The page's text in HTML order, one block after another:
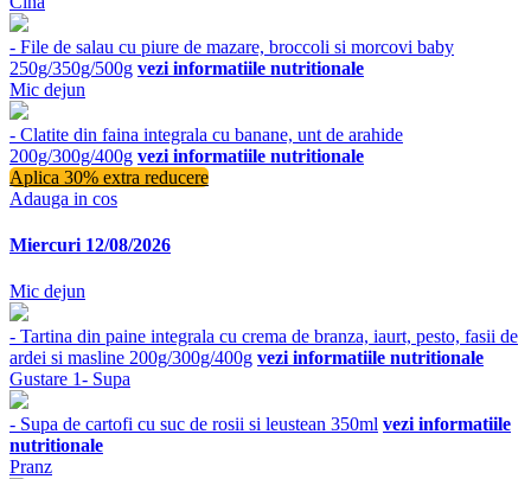
- File de salau cu piure de mazare, broccoli si morcovi baby
250g/350g/500g vezi informatiile nutritionale
Mic dejun
- Clatite din faina integrala cu banane, unt de arahide
200g/300g/400g vezi informatiile nutritionale
Aplica 30% extra reducere
Adauga in cos
Miercuri 12/08/2026
Mic dejun
- Tartina din paine integrala cu crema de branza, iaurt, pesto, fasii de
ardei si masline 200g/300g/400g vezi informatiile nutritionale
Gustare 1- Supa
- Supa de cartofi cu suc de rosii si leustean 350ml vezi informatiile
nutritionale
Pranz